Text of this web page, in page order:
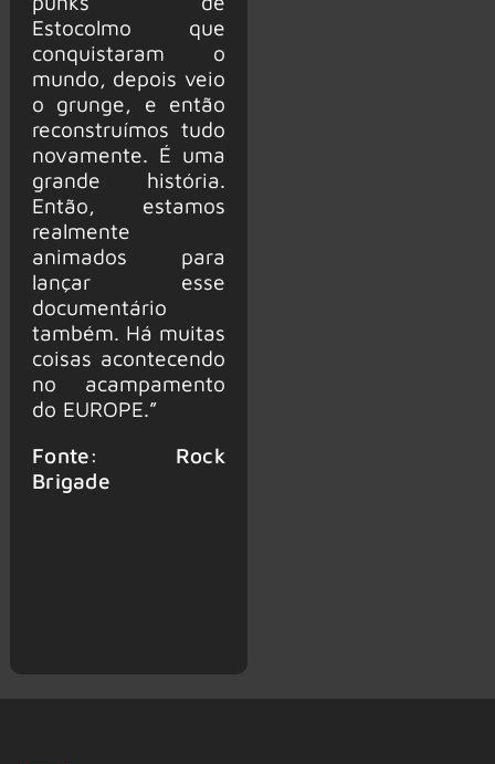
Estocolmo que
conquistaram o
mundo, depois veio
o grunge, e então
reconstruímos tudo
novamente. É uma
grande história.
Então, estamos
realmente
animados para
lançar esse
documentário
também. Há muitas
coisas acontecendo
no acampamento
do EUROPE.”
Fonte: Rock
Brigade